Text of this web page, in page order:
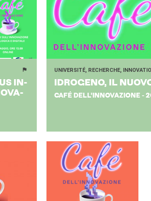
IN­
UNIVERSITÉ, RECHERCHE,
IDRO­GE­NO, IL
CAFÉ DELL’INNOVAZIONE -